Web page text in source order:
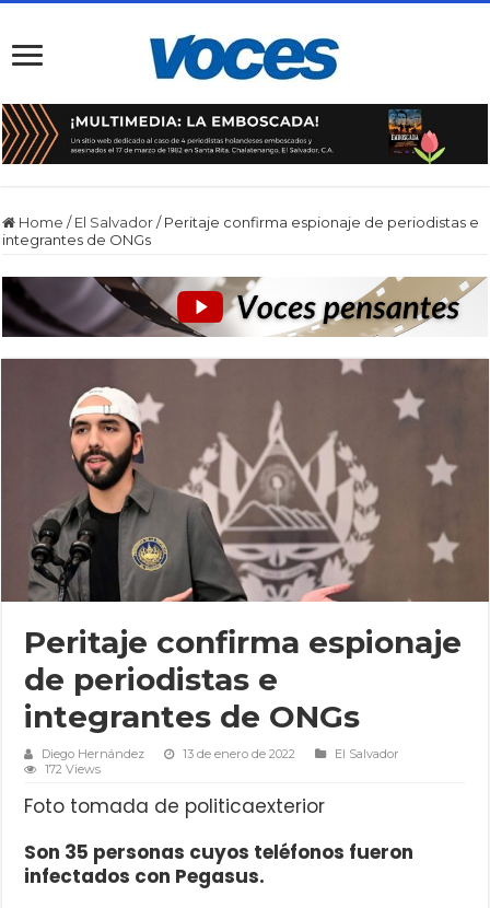
Home / El Salvador / Peritaje confirma espionaje de periodistas e
integrantes de ONGs
Peritaje confirma espionaje
de periodistas e
integrantes de ONGs
Diego Hernández 13 de enero de 2022
El Salvador
172 Views
Foto tomada de politicaexterior
Son 35 personas cuyos teléfonos fueron
infectados con Pegasus.